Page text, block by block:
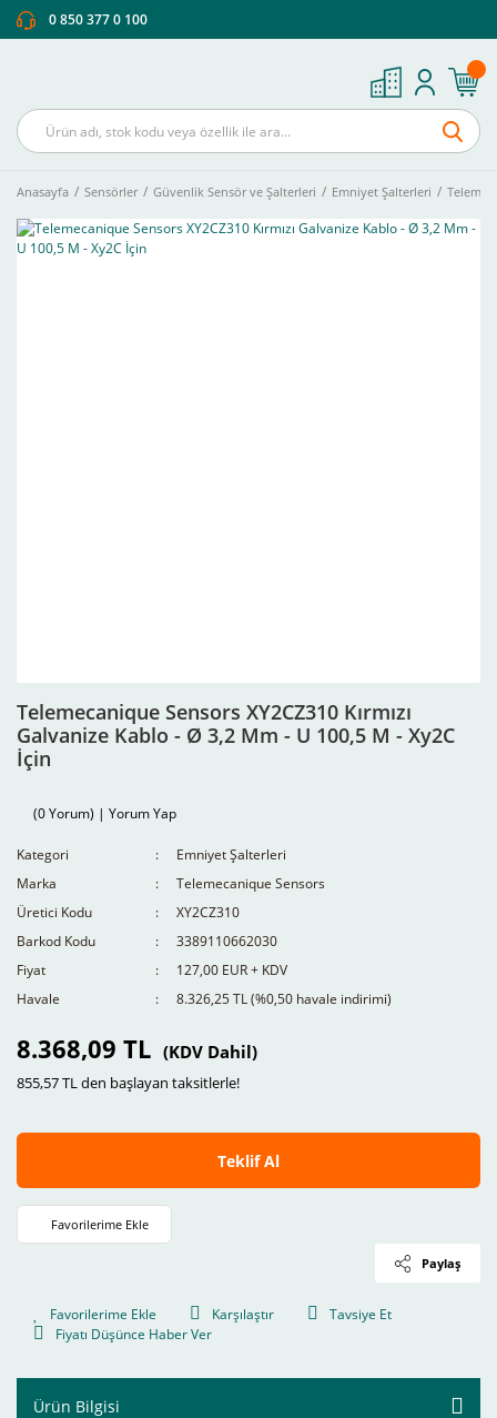
0 850 377 0 100
Anasayfa Sensörler Güvenlik Sensör ve Şalterleri Emniyet Şalterleri
Telemecanique Sensors XY2CZ310 Kırmızı
Galvanize Kablo - Ø 3,2 Mm - U 100,5 M - Xy2C
İçin
(0 Yorum) | Yorum Yap
Kategori
Emniyet Şalterleri
Marka
Telemecanique Sensors
Üretici Kodu
XY2CZ310
Barkod Kodu
3389110662030
Fiyat
127,00 EUR + KDV
Havale
8.326,25 TL (%0,50 havale indirimi)
8.368,09 TL (KDV Dahil)
855,57 TL den başlayan taksitlerle!
Teklif Al
Paylaş
Karşılaştır
Tavsiye Et
Fiyatı Düşünce Haber Ver
Ürün Bilgisi